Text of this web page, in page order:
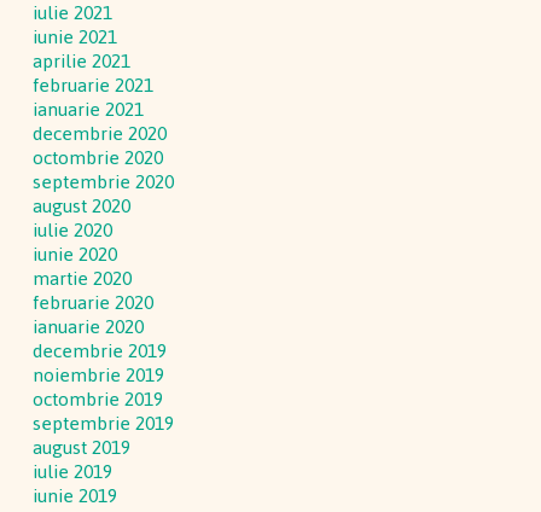
iulie 2021
iunie 2021
aprilie 2021
februarie 2021
ianuarie 2021
decembrie 2020
octombrie 2020
septembrie 2020
august 2020
iulie 2020
iunie 2020
martie 2020
februarie 2020
ianuarie 2020
decembrie 2019
noiembrie 2019
octombrie 2019
septembrie 2019
august 2019
iulie 2019
iunie 2019